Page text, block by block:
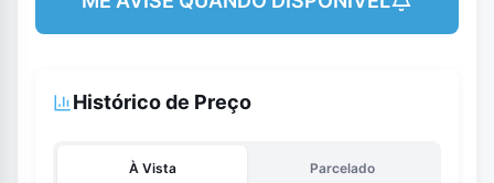
Histórico de Preço
À Vista Parcelado